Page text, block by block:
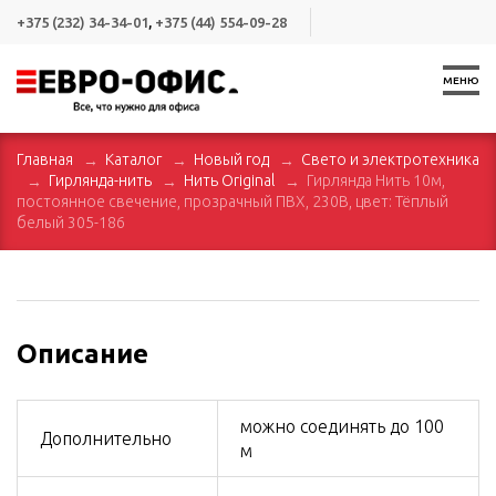
+375 (232) 34-34-01, +375 (44) 554-09-28
МЕНЮ
Главная Каталог Новый год
Свето и электротехника
Гирлянда-нить
Нить Original
Гирлянда Нить 10м,
постоянное свечение, прозрачный ПВХ, 230В, цвет: Тёплый
белый 305-186
Описание
Дополнительно
можно соединять до 100
м